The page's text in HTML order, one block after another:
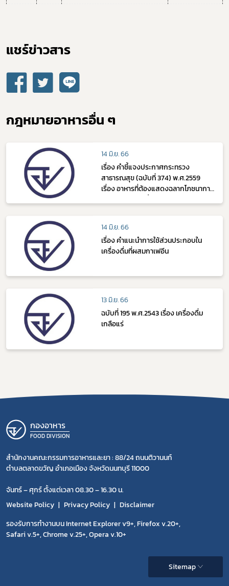
แชร์ข่าวสาร​
กฎหมายอาหารอื่น ๆ
14 มิ.ย. 66
เรื่อง คำชี้แจงประกาศกระทรวง
สาธารณสุข (ฉบับที่ 374) พ.ศ.2559
เรื่อง อาหารที่ต้องแสดงฉลากโภชนาการ
14 มิ.ย. 66
เรื่อง คำแนะนำการใช้ส่วนประกอบใน
เครื่องดื่มที่ผสมกาเฟอีน
13 มิ.ย. 66
ฉบับที่ 195 พ.ศ.2543 เรื่อง เครื่องดื่ม
เกลือแร่
กองอาหาร
FOOD DIVISION
สำนักงานคณะกรรมการอาหารและยา : 88/24 ถนนติวานนท์
ตำบลตลาดขวัญ อำเภอเมือง จังหวัดนนทบุรี 11000
จันทร์ – ศุกร์ ตั้งแต่เวลา 08.30 – 16.30 น.
Website Policy
Privacy Policy
Disclaimer
รองรับการทำงานบน Internet Explorer v9+, Firefox v.20+,
Safari v.5+, Chrome v.25+, Opera v.10+
Sitemap